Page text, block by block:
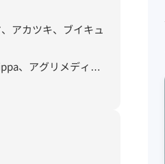
アカツキ、ブイキュ
、アグリメディ
など。